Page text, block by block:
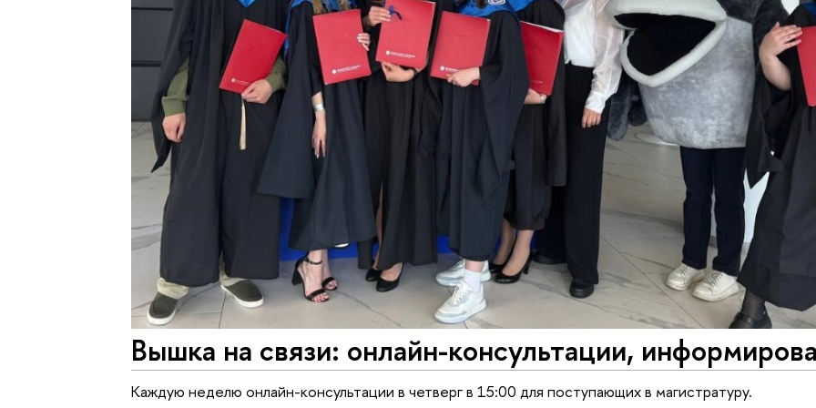
Вышка на связи: онлайн-консультации,
Каждую неделю онлайн-консультации в четверг в 15:00 для поступающих в магистратуру.